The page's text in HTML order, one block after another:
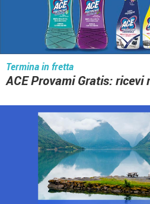
Termina in fretta
ACE Provami Gratis: ricevi